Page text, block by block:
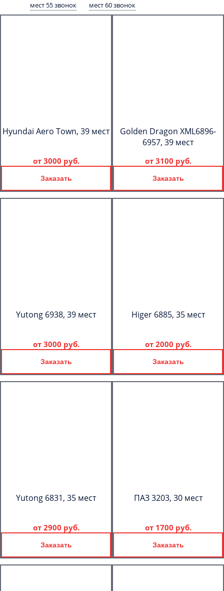
мест 55 звонок мест 60 звонок
Hyundai Aero Town, 39 мест
от 3000 руб.
Заказать
Golden Dragon XML6896-
6957, 39 мест
от 3100 руб.
Заказать
Yutong 6938, 39 мест
от 3000 руб.
Заказать
Higer 6885, 35 мест
от 2000 руб.
Заказать
Yutong 6831, 35 мест
от 2900 руб.
Заказать
ПАЗ 3203, 30 мест
от 1700 руб.
Заказать